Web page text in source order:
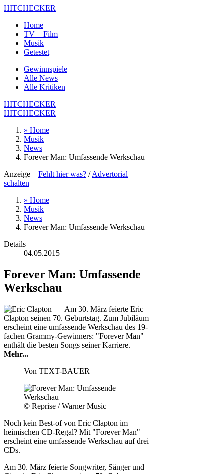
HITCHECKER
Home
TV + Film
Musik
Getestet
Gewinnspiele
Alle News
Alle Kritiken
HITCHECKER
HITCHECKER
» Home
Musik
News
Forever Man: Umfassende Werkschau
Anzeige – Fehlt hier was? /Advertorial
schalten
» Home
Musik
News
Forever Man: Umfassende Werkschau
Details
04.05.2015
Forever Man: Umfassende
Werkschau
Am 30. März feierte Eric
Clapton seinen 70. Geburtstag. Zum Jubiläum
erscheint eine umfassende Werkschau des 19-
fachen Grammy-Gewinners: "Forever Man"
enthält die besten Songs seiner Karriere.
Mehr...
Von TEXT-BAUER
© Reprise / Warner Music
Noch kein Best-of von Eric Clapton im
heimischen CD-Regal? Mit "Forever Man"
erscheint eine umfassende Werkschau auf drei
CDs.
Am 30. März feierte Songwriter, Sänger und